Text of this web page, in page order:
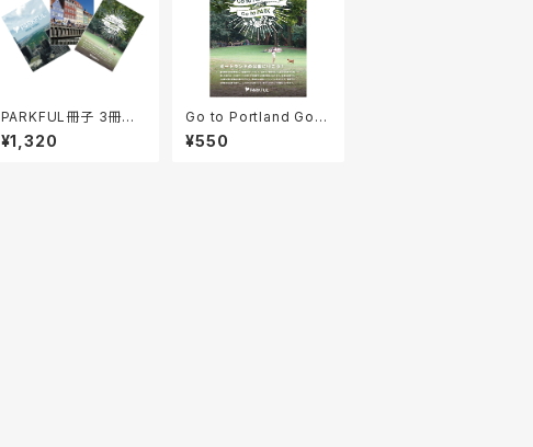
PARKFUL冊子 3冊セッ
ト
¥1,320
Go to Portland Go t
o PARK ポートランドの
公園に行こう！
¥550